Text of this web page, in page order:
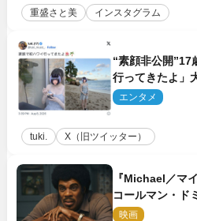
重盛さと美 インスタグラム
“素顔非公開”17
行ってきたよ」
エンタメ
tuki. X（旧ツイッター）
『Michael／マ
コールマン・ド
半かかっていた
映画